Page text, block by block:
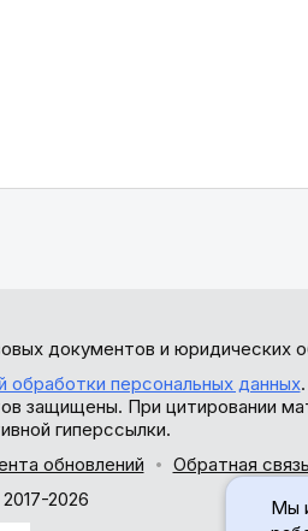
документов и юридических
обработки персональных данных
защищены. При цитировании
гиперссылки.
обновлений
Обратная связь
2026
Мы